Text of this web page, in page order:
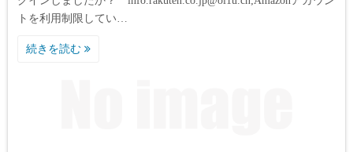
トを利用制限してい…
続きを読む